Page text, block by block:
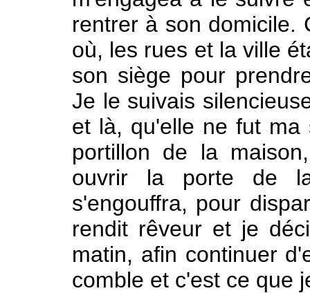
rentrer à son domicile.
où, les rues et la ville
son siège pour
Je le suivais
et là, qu'elle ne fut
portillon de la
ouvrir la porte de
s'engouffra, pour
rendit rêveur et je
matin, afin continuer
comble et c'est ce que